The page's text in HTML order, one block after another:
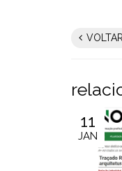
VOLTAR
11
JAN